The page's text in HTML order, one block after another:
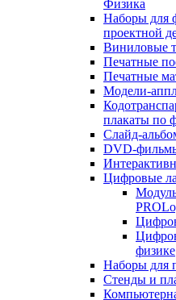
Физика
Наборы для
проектной
Виниловые
Печатные
Печатные
Модели-
плакаты по
Слайд-
DVD-
Цифровые
физике
Наборы для
Стенды и